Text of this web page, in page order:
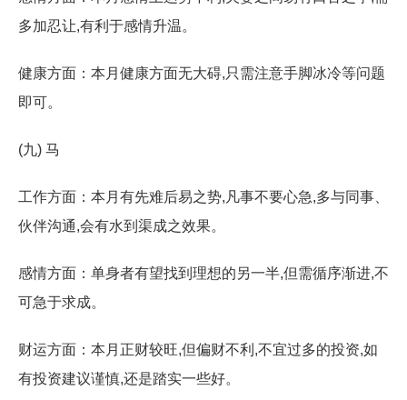
多加忍让,有利于感情升温。
健康方面：本月健康方面无大碍,只需注意手脚冰冷等问题
即可。
(九) 马
工作方面：本月有先难后易之势,凡事不要心急,多与同事、
伙伴沟通,会有水到渠成之效果。
感情方面：单身者有望找到理想的另一半,但需循序渐进,不
可急于求成。
财运方面：本月正财较旺,但偏财不利,不宜过多的投资,如
有投资建议谨慎,还是踏实一些好。